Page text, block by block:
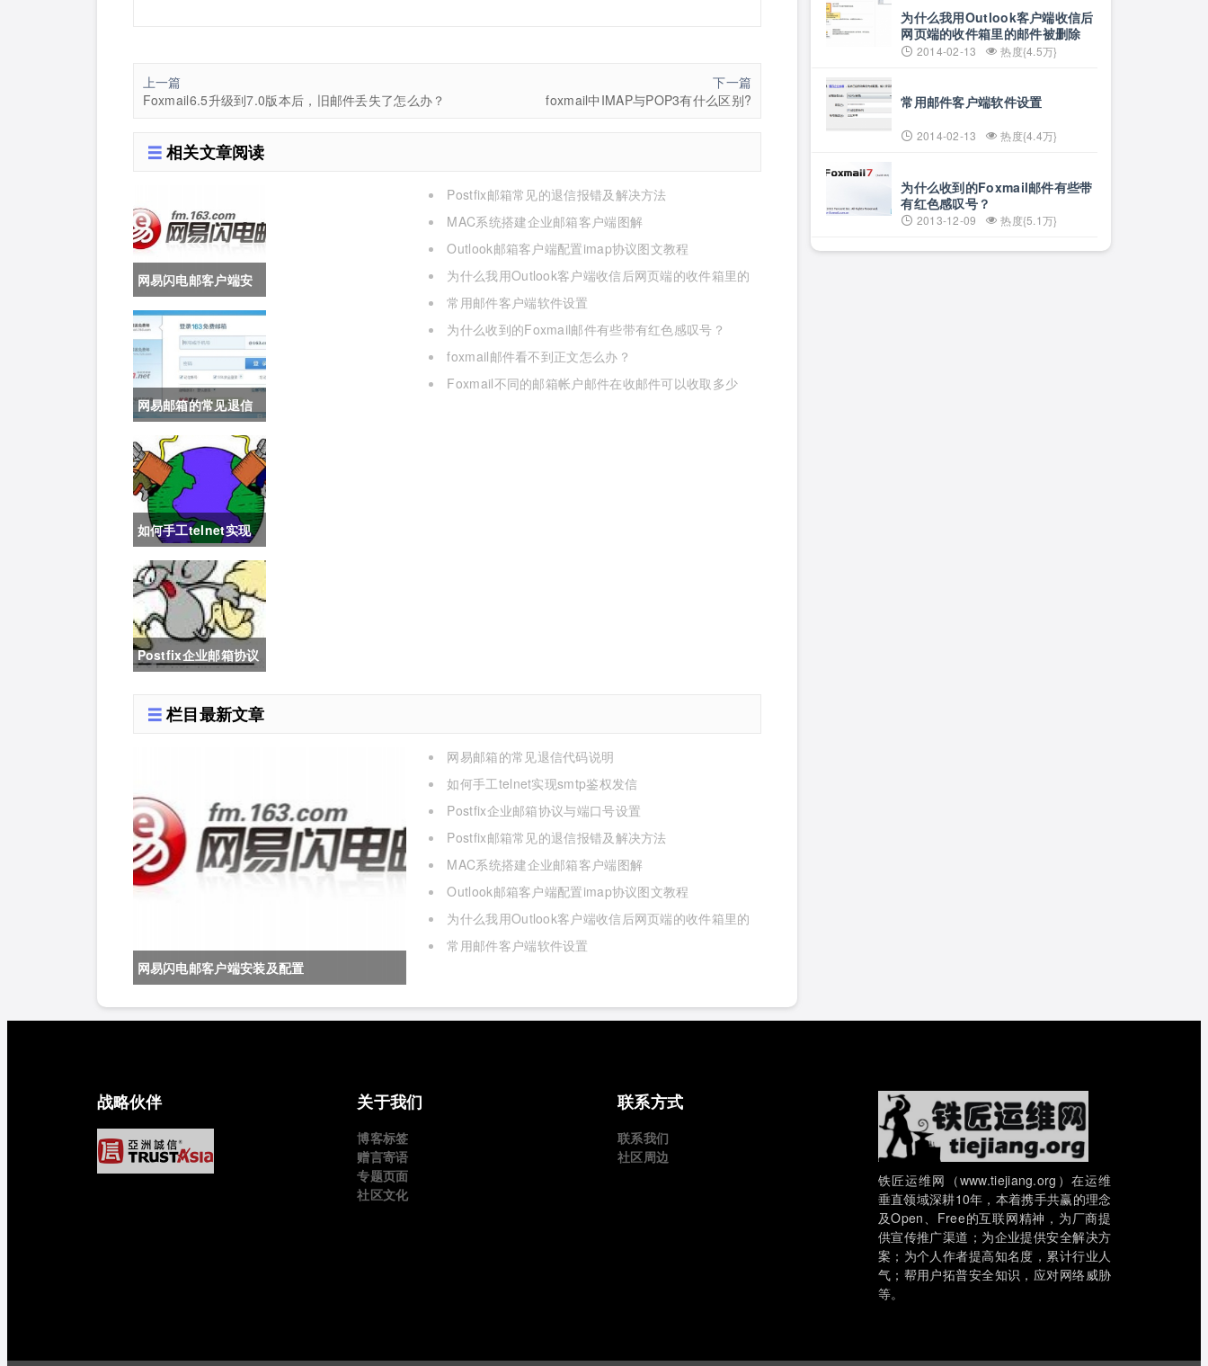
上一篇
Foxmail6.5升级到7.0版本后，旧邮件丢失了怎么办？
下一篇
foxmail中IMAP与POP3有什么区别?
相关文章阅读
网易闪电邮客户端安
装及配置
网易邮箱的常见退信
代码说明
如何手工telnet实现
smtp鉴权发信
Postfix企业邮箱协议
Postfix邮箱常见的退信报错及解决方法
MAC系统搭建企业邮箱客户端图解
Outlook邮箱客户端配置imap协议图文教程
为什么我用Outlook客户端收信后网页端的收件箱里的
邮件被删除了？
常用邮件客户端软件设置
为什么收到的Foxmail邮件有些带有红色感叹号？
foxmail邮件看不到正文怎么办？
Foxmail不同的邮箱帐户邮件在收邮件可以收取多少
栏目最新文章
网易闪电邮客户端安装及配置
网易邮箱的常见退信代码说明
如何手工telnet实现smtp鉴权发信
Postfix企业邮箱协议与端口号设置
Postfix邮箱常见的退信报错及解决方法
MAC系统搭建企业邮箱客户端图解
Outlook邮箱客户端配置imap协议图文教程
为什么我用Outlook客户端收信后网页端的收件箱里的
邮件被删除了？
常用邮件客户端软件设置
为什么我用Outlook客户端收信后
网页端的收件箱里的邮件被删除
了？2014-02-13 热度{4.5万}
常用邮件客户端软件设置
2014-02-13 热度{4.4万}
为什么收到的Foxmail邮件有些带
有红色感叹号？
2013-12-09 热度{5.1万}
战略伙伴 关于我们
博客标签
赠言寄语
专题页面
社区文化
联系方式
联系我们
社区周边
铁匠运维网（www.tiejiang.org）在运维
垂直领域深耕10年，本着携手共赢的理念
及Open、Free的互联网精神，为厂商提
供宣传推广渠道；为企业提供安全解决方
案；为个人作者提高知名度，累计行业人
气；帮用户拓普安全知识，应对网络威胁
等。